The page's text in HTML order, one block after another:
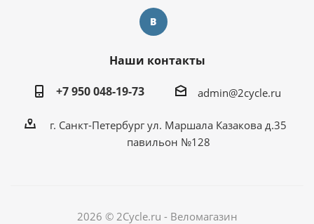
Наши контакты
+7 950 048-19-73
admin@2cycle.ru
г. Санкт-Петербург ул. Маршала Казакова д.35
павильон №128
2026 © 2Cycle.ru - Веломагазин